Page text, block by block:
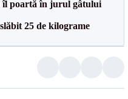
îl poartă în jurul gâtului
25 de kilograme